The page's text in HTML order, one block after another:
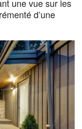
une vue sur les
d’une